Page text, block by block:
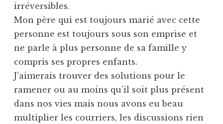
irréversibles.
Mon père qui est toujours marié avec cette
personne est toujours sous son emprise et
ne parle à plus personne de sa famille y
compris ses propres enfants.
J’aimerais trouver des solutions pour le
ramener ou au moins qu’il soit plus présent
dans nos vies mais nous avons eu beau
multiplier les courriers, les discussions rien